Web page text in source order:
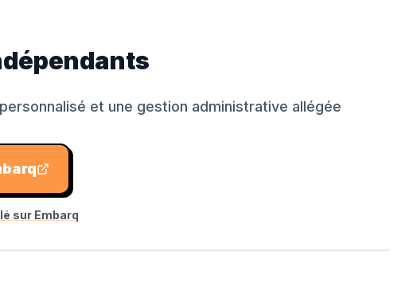
et une gestion administrative allégée
sur Embarq